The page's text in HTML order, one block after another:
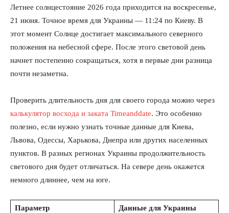
Летнее солнцестояние 2026 года приходится на воскресенье,
21 июня. Точное время для Украины — 11:24 по Киеву. В
этот момент Солнце достигает максимального северного
положения на небесной сфере. После этого световой день
начнет постепенно сокращаться, хотя в первые дни разница
почти незаметна.
Проверить длительность дня для своего города можно через
калькулятор восхода и заката Timeanddate. Это особенно
полезно, если нужно узнать точные данные для Киева,
Львова, Одессы, Харькова, Днепра или других населенных
пунктов. В разных регионах Украины продолжительность
светового дня будет отличаться. На севере день окажется
немного длиннее, чем на юге.
Параметр
Данные для Украины